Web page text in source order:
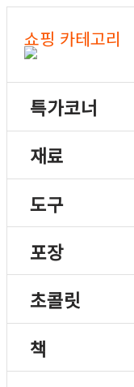
쇼핑 카테고리
특가코너
재료
도구
포장
초콜릿
책